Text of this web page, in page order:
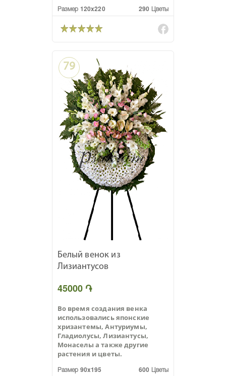
Размер 120x220
290 Цветы
79
Белый венок из
Лизиантусов
45000 ֏
Во время создания венка
использовались японские
хризантемы, Антуриумы,
Гладиолусы, Лизиантусы,
Монаселы а также другие
растения и цветы.
Размер 90x195
600 Цветы